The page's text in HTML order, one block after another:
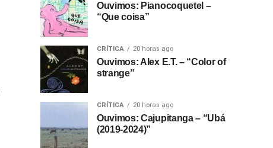
Ouvimos: Pianocoquetel –
“Que coisa”
CRÍTICA 20 horas ago
Ouvimos: Alex E.T. – “Color of
strange”
CRÍTICA 20 horas ago
Ouvimos: Cajupitanga – “Ubá
(2019-2024)”